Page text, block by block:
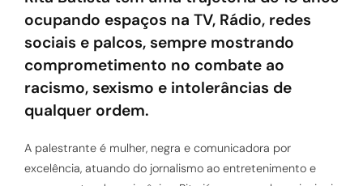
ocupando espaços na TV, Rádio, redes
sociais e palcos, sempre mostrando
comprometimento no combate ao
racismo, sexismo e intolerâncias de
qualquer ordem.
A palestrante é mulher, negra e comunicadora por
excelência, atuando do jornalismo ao entretenimento e